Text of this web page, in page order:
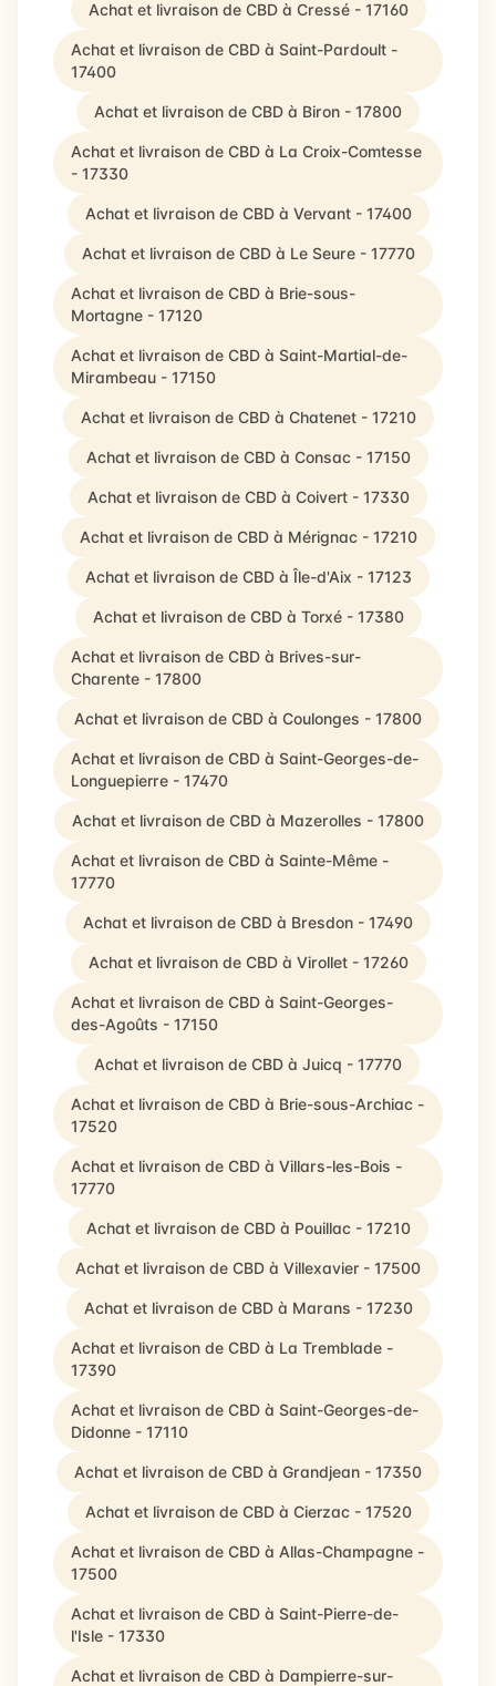
Achat et livraison de CBD à Cressé - 17160
Achat et livraison de CBD à Saint-Pardoult -
17400
Achat et livraison de CBD à Biron - 17800
Achat et livraison de CBD à La Croix-Comtesse
- 17330
Achat et livraison de CBD à Vervant - 17400
Achat et livraison de CBD à Le Seure - 17770
Achat et livraison de CBD à Brie-sous-
Mortagne - 17120
Achat et livraison de CBD à Saint-Martial-de-
Mirambeau - 17150
Achat et livraison de CBD à Chatenet - 17210
Achat et livraison de CBD à Consac - 17150
Achat et livraison de CBD à Coivert - 17330
Achat et livraison de CBD à Mérignac - 17210
Achat et livraison de CBD à Île-d'Aix - 17123
Achat et livraison de CBD à Torxé - 17380
Achat et livraison de CBD à Brives-sur-
Charente - 17800
Achat et livraison de CBD à Coulonges - 17800
Achat et livraison de CBD à Saint-Georges-de-
Longuepierre - 17470
Achat et livraison de CBD à Mazerolles - 17800
Achat et livraison de CBD à Sainte-Même -
17770
Achat et livraison de CBD à Bresdon - 17490
Achat et livraison de CBD à Virollet - 17260
Achat et livraison de CBD à Saint-Georges-
des-Agoûts - 17150
Achat et livraison de CBD à Juicq - 17770
Achat et livraison de CBD à Brie-sous-Archiac -
17520
Achat et livraison de CBD à Villars-les-Bois -
17770
Achat et livraison de CBD à Pouillac - 17210
Achat et livraison de CBD à Villexavier - 17500
Achat et livraison de CBD à Marans - 17230
Achat et livraison de CBD à La Tremblade -
17390
Achat et livraison de CBD à Saint-Georges-de-
Didonne - 17110
Achat et livraison de CBD à Grandjean - 17350
Achat et livraison de CBD à Cierzac - 17520
Achat et livraison de CBD à Allas-Champagne -
17500
Achat et livraison de CBD à Saint-Pierre-de-
l'Isle - 17330
Achat et livraison de CBD à Dampierre-sur-